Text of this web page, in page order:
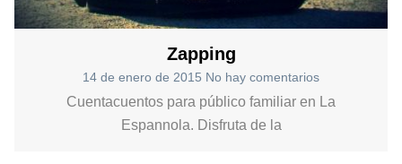
Zapping
14 de enero de 2015 No hay comentarios
Cuentacuentos para público familiar en La
Espannola. Disfruta de la